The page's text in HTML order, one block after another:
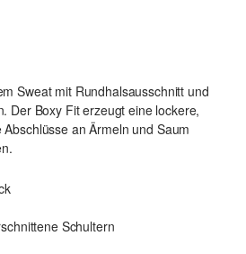
Sweat mit Rundhalsausschnitt und
Der Boxy Fit erzeugt eine lockere,
an Ärmeln und Saum
Schultern